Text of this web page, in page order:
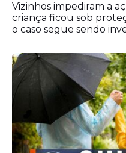
Vizinhos impediram a
criança ficou sob
o caso segue sendo